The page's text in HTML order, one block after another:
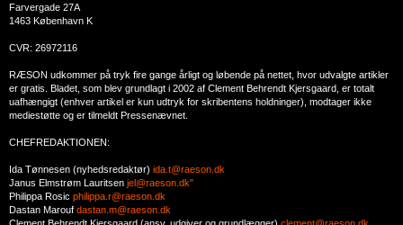
Farvergade 27A
1463 København K
CVR: 26972116
RÆSON udkommer på tryk fire gange årligt og løbende på nettet, hvor udvalgte artikler
er gratis. Bladet, som blev grundlagt i 2002 af Clement Behrendt Kjersgaard, er totalt
uafhængigt (enhver artikel er kun udtryk for skribentens holdninger), modtager ikke
mediestøtte og er tilmeldt Pressenævnet.
CHEFREDAKTIONEN:
Ida Tønnesen (nyhedsredaktør) ida.t@raeson.dk
Janus Elmstrøm Lauritsen jel@raeson.dk"
Philippa Rosic philippa.r@raeson.dk
Dastan Marouf dastan.m@raeson.dk